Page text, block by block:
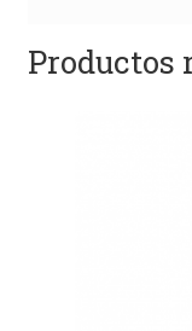
Productos